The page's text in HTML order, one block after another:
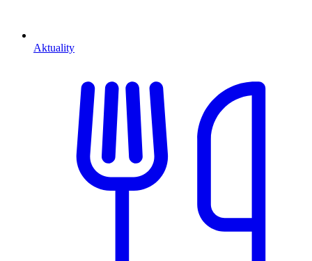
Aktuality